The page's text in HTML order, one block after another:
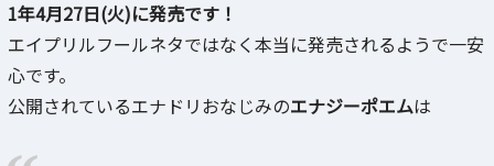
1年4月27日(火)に発売です！
エイプリルフールネタではなく本当に発売されるようで一安
心です。
公開されているエナドリおなじみのエナジーポエムは